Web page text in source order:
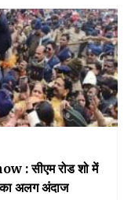
: सीएम रोड शो में
का अलग अंदाज